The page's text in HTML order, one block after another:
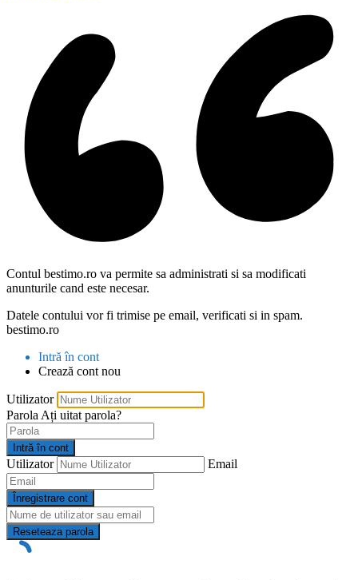
Contul bestimo.ro va permite sa administrati si sa modificati
anunturile cand este necesar.
Datele contului vor fi trimise pe email, verificati si in spam.
bestimo.ro
Intră în cont
Crează cont nou
Utilizator
Parola Ați uitat parola?
Intră în cont
Utilizator Email
Înregistrare cont
Reseteaza parola